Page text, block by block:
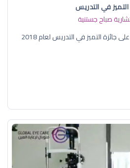
في التدريس
صباح جستنية
التميز في التدريس لعام 2018